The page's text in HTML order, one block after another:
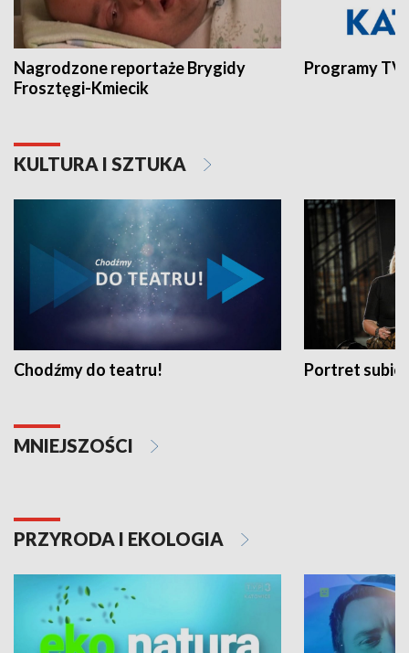
Nagrodzone reportaże Brygidy
Frosztęgi-Kmiecik
Programy
KULTURA I SZTUKA
Chodźmy do teatru! Portret
MNIEJSZOŚCI
PRZYRODA I EKOLOGIA